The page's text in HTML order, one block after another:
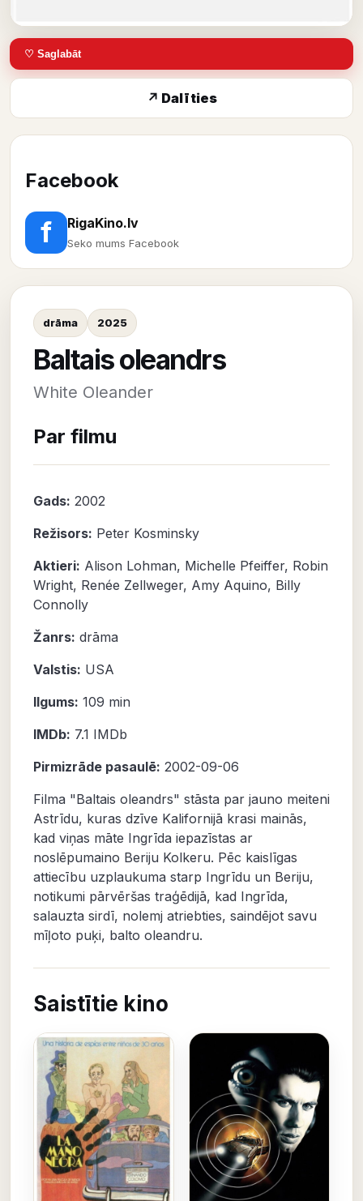
♡ Saglabāt
↗ Dalīties
Facebook
f RigaKino.lv
Seko mums Facebook
drāma 2025
Baltais oleandrs
White Oleander
Par filmu
Gads: 2002
Režisors: Peter Kosminsky
Aktieri: Alison Lohman, Michelle Pfeiffer, Robin
Wright, Renée Zellweger, Amy Aquino, Billy
Connolly
Žanrs: drāma
Valstis: USA
Ilgums: 109 min
IMDb: 7.1 IMDb
Pirmizrāde pasaulē: 2002-09-06
Filma "Baltais oleandrs" stāsta par jauno meiteni
Astrīdu, kuras dzīve Kalifornijā krasi mainās,
kad viņas māte Ingrīda iepazīstas ar
noslēpumaino Beriju Kolkeru. Pēc kaislīgas
attiecību uzplaukuma starp Ingrīdu un Beriju,
notikumi pārvēršas traģēdijā, kad Ingrīda,
salauzta sirdī, nolemj atriebties, saindējot savu
mīļoto puķi, balto oleandru.
Saistītie kino